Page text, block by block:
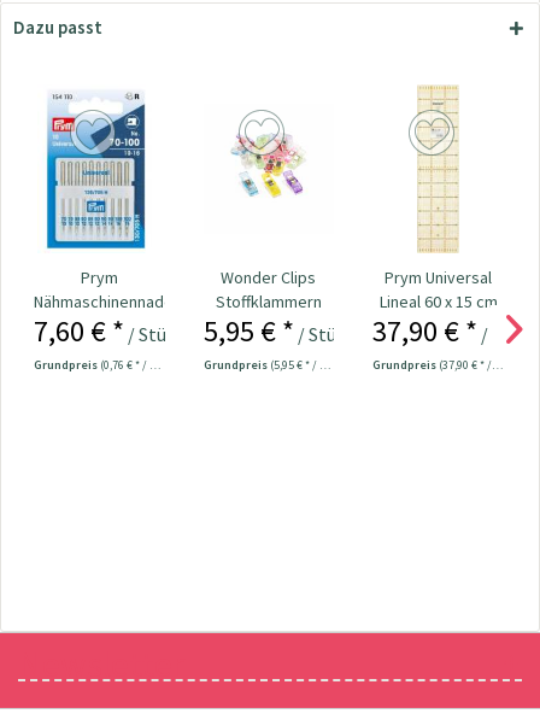
Dazu passt
Prym
Nähmaschinennadeln
130/705
Universal...
7,60 € * / Stück
Grundpreis (0,76 € * / 1 Stück)
Wonder Clips
Stoffklammern
klein - 20 Stück
5,95 € * / Stück
Grundpreis (5,95 € * / 1 Stück)
Prym Universal
Lineal 60 x 15 cm
37,90 € * / Stück
Grundpreis (37,90 € * / 1 Stück)